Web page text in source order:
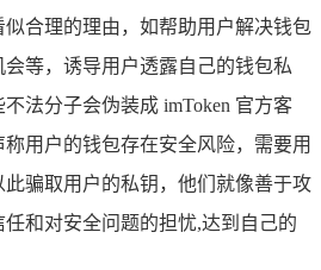
合理的理由，如帮助用户解决钱包
等，诱导用户透露自己的钱包私
法分子会伪装成 imToken 官方客
用户的钱包存在安全风险，需要用
骗取用户的私钥，他们就像善于攻
和对安全问题的担忧,达到自己的